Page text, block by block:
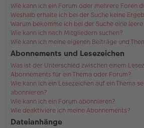
Wie kann ich ein Forum oder mehrere Foren
Weshalb erhalte ich bei der Suche keine
Warum bekomme ich bei der Suche eine
Wie kann ich nach Mitgliedern suchen?
Wie kann ich meine eigenen Beiträge und
Abonnements und Lesezeichen
Was ist der Unterschied zwischen einem
Abonnements für ein Thema oder Forum?
Wie kann ich ein Lesezeichen auf ein Thema
abonnieren?
Wie kann ich ein Forum abonnieren?
Wie deaktiviere ich meine Abonnements?
Dateianhänge